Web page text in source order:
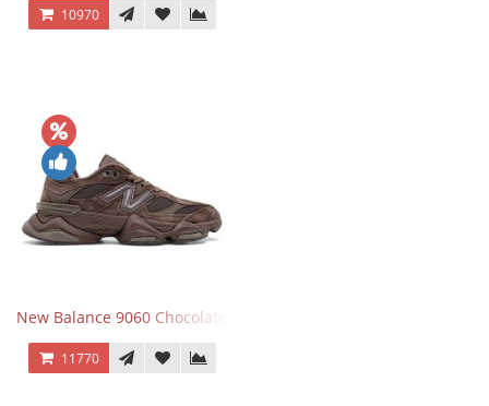
10970
New Balance 9060 Chocolate Brown
11770